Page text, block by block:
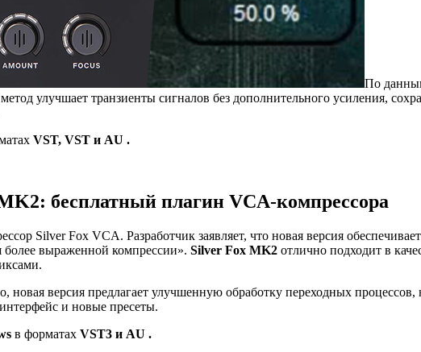
По
улучшает транзиенты сигналов без дополнительного усиления,
VST, VST и AU .
бесплатный плагин VCA-компрессора
Silver Fox VCA. Разработчик заявляет, что новая версия
выраженной компрессии». Silver Fox MK2 отлично подходит в
новая версия предлагает улучшенную обработку переходных
и новые пресеты.
в форматах VST3 и AU .